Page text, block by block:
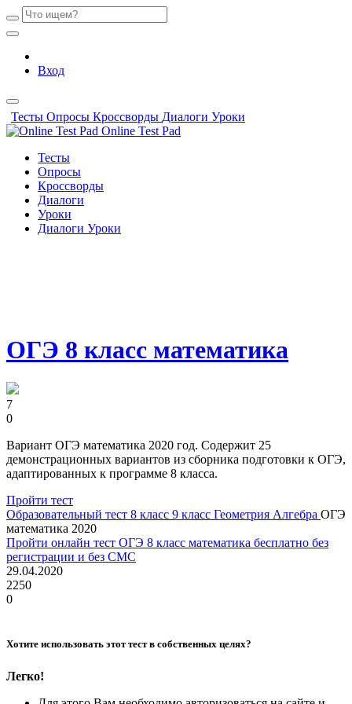
Вход
Тесты Опросы Кроссворды Диалоги Уроки
Online Test Pad
Тесты
Опросы
Кроссворды
Диалоги
Уроки
Диалоги Уроки
ОГЭ 8 класс математика
7
0
Вариант ОГЭ математика 2020 год. Содержит 25
демонстрационных вариантов из сборника подготовки к ОГЭ,
адаптированных к программе 8 класса.
Пройти тест
Образовательный тест 8 класс 9 класс Геометрия Алгебра ОГЭ
математика 2020
Пройти онлайн тест ОГЭ 8 класс математика бесплатно без
регистрации и без СМС
29.04.2020
2250
0
Хотите использовать этот тест в собственных целях?
Легко!